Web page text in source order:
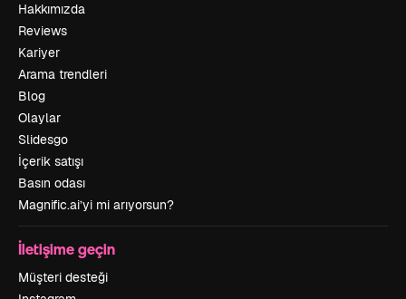
Hakkımızda
Reviews
Kariyer
Arama trendleri
Blog
Olaylar
Slidesgo
İçerik satışı
Basın odası
Magnific.ai’yi mi arıyorsun?
İletişime geçin
Müşteri desteği